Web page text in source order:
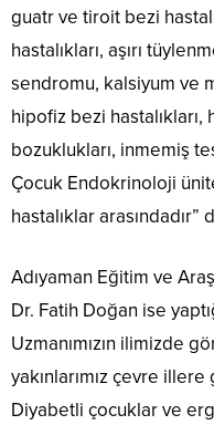
guatr ve tiroit bezi
hastalıkları, aşırı
sendromu, kalsiyum ve
hipofiz bezi
bozuklukları, inmemiş
Çocuk Endokrinoloji
hastalıklar arasındadır”
Adıyaman Eğitim ve
Dr. Fatih Doğan ise
Uzmanımızın ilimizde
yakınlarımız çevre
Diyabetli çocuklar ve